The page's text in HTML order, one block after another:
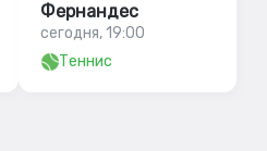
Фернандес
сегодня, 19:00
Теннис